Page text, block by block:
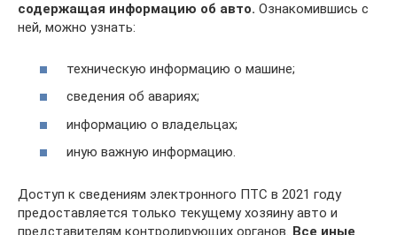
содержащая информацию об авто. Ознакомившись с
ней, можно узнать:
техническую информацию о машине;
сведения об авариях;
информацию о владельцах;
иную важную информацию.
Доступ к сведениям электронного ПТС в 2021 году
предоставляется только текущему хозяину авто и
представителям контролирующих органов. Все иные